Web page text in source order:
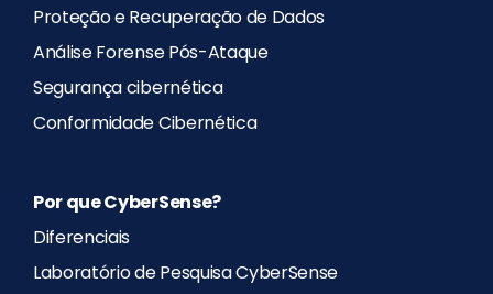
Proteção e Recuperação de Dados
Análise Forense Pós-Ataque
Segurança cibernética
Conformidade Cibernética
Por que CyberSense?
Diferenciais
Laboratório de Pesquisa CyberSense